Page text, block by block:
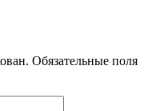
Обязательные поля